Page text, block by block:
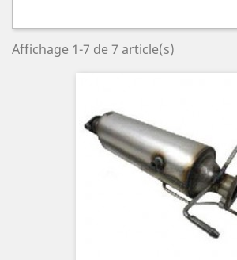
Affichage 1-7 de 7 article(s)